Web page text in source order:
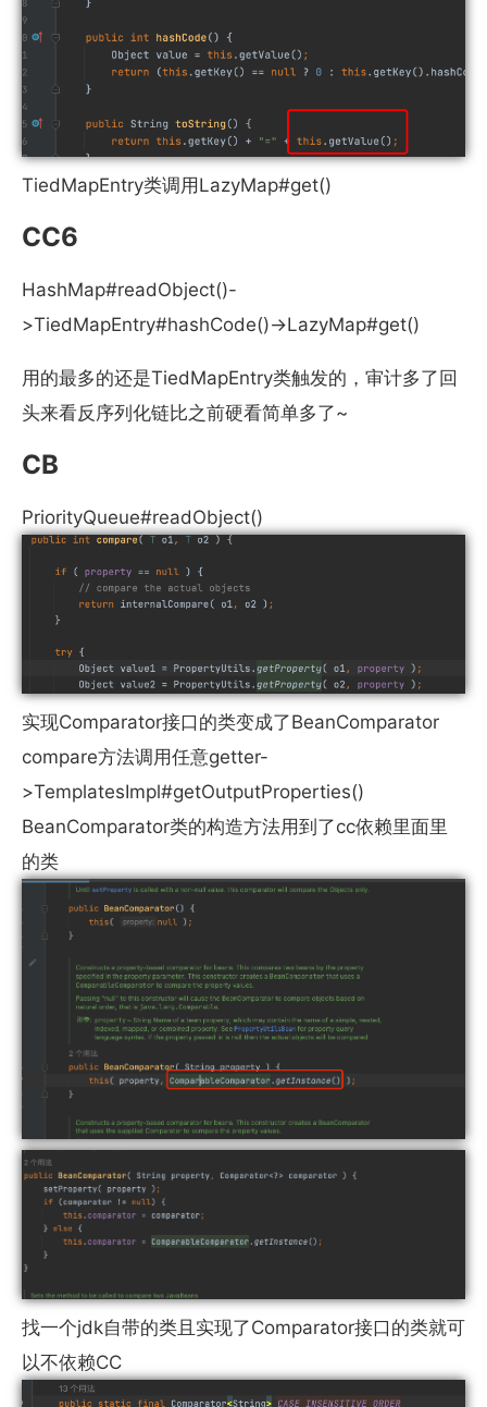
TiedMapEntry类调用LazyMap#get()
CC6
HashMap#readObject()-
>TiedMapEntry#hashCode()->LazyMap#get()
用的最多的还是TiedMapEntry类触发的，审计多了回
头来看反序列化链比之前硬看简单多了~
CB
PriorityQueue#readObject()
实现Comparator接口的类变成了BeanComparator
compare方法调用任意getter-
>TemplatesImpl#getOutputProperties()
BeanComparator类的构造方法用到了cc依赖里面里
的类
找一个jdk自带的类且实现了Comparator接口的类就可
以不依赖CC